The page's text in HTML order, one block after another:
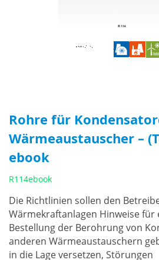
Rohre für
Wärmeaustauscher –
ebook
R114ebook
Die Richtlinien sollen den
Wärmekraftanlagen Hinweise für
Bestellung der Berohrung von
anderen Wärmeaustauschern
in die Lage versetzen, Störungen